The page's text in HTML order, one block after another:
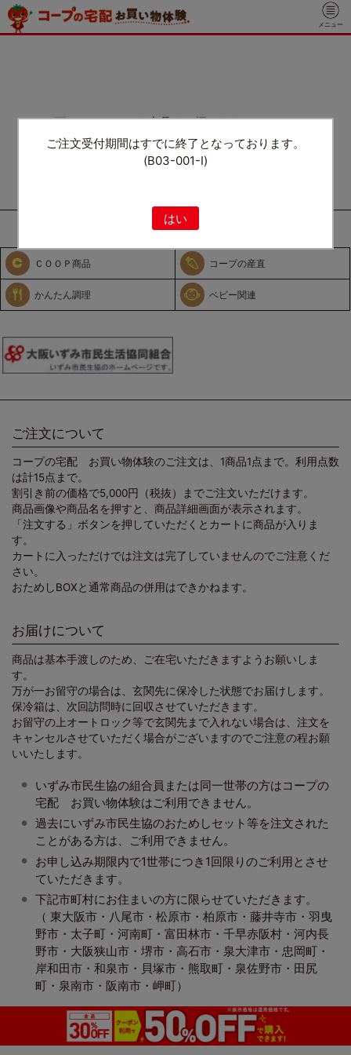
ご注文受付期間はすでに終了となっております。
(B03-001-I)
はい
メニュー
----- 下のメニューから商品をお探しください。 -----
全ての商品を見る
ＣＯＯＰ商品 コープの産直
かんたん調理 ベビー関連
ご注文について
コープの宅配 お買い物体験のご注文は、1商品1点まで。利用点数
は計15点まで。
割引き前の価格で5,000円（税抜）までご注文いただけます。
商品画像や商品名を押すと、商品詳細画面が表示されます。
「注文する」ボタンを押していただくとカートに商品が入りま
す。
カートに入っただけでは注文は完了していませんのでご注意くだ
さい。
おためしBOXと通常商品の併用はできかねます。
お届けについて
商品は基本手渡しのため、ご在宅いただきますようお願いしま
す。
万が一お留守の場合は、玄関先に保冷した状態でお届けします。
保冷箱は、次回訪問時に回収させていただきます。
お留守の上オートロック等で玄関先まで入れない場合は、注文を
キャンセルさせていただく場合がございますのでご注意の程お願
いいたします。
いずみ市民生協の組合員または同一世帯の方はコープの
宅配 お買い物体験はご利用できません。
過去にいずみ市民生協のおためしセット等を注文された
ことがある方は、ご利用できません。
お申し込み期限内で1世帯につき1回限りのご利用とさせ
ていただきます。
下記市町村にお住まいの方に限らせていただきます。
（ 東大阪市・八尾市・松原市・柏原市・藤井寺市・羽曳
野市・太子町・河南町・富田林市・千早赤阪村・河内長
野市・大阪狭山市・堺市・高石市・泉大津市・忠岡町・
岸和田市・和泉市・貝塚市・熊取町・泉佐野市・田尻
町・泉南市・阪南市・岬町）